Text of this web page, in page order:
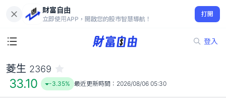
財富自由
立即使用APP，開啟您的股市智慧導航！
打開
登入
33.10
-3.35%
菱生 2369
33.10 -3.35% 最近更新時間： 2026/08/06 05:30